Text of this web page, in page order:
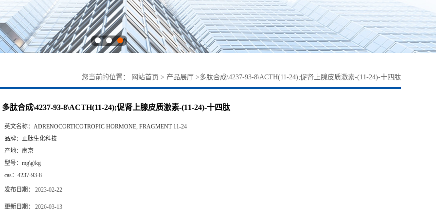
您当前的位置： 网站首页 > 产品展厅 >多肽合成\4237-93-8\ACTH(11-24);促肾上腺皮质激素-(11-24)-十四肽
多肽合成\4237-93-8\ACTH(11-24);促肾上腺皮质激素-(11-24)-十四肽
英文名称： ADRENOCORTICOTROPIC HORMONE, FRAGMENT 11-24
品牌： 正肽生化科技
产地： 南京
型号： mg\g\kg
cas： 4237-93-8
发布日期： 2023-02-22
更新日期： 2026-03-13